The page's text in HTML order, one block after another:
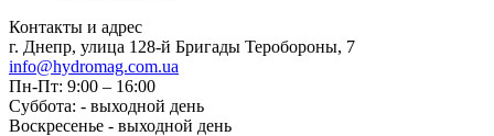
Контакты и адрес
г. Днепр, улица 128-й Бригады Теробороны, 7
info@hydromag.com.ua
Пн-Пт: 9:00 – 16:00
Суббота: - выходной день
Воскресенье - выходной день